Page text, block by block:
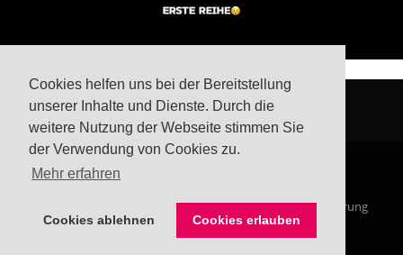
Cookies helfen uns bei der Bereitstellung
unserer Inhalte und Dienste. Durch die
weitere Nutzung der Webseite stimmen Sie
der Verwendung von Cookies zu.
Mehr erfahren
Cookies ablehnen Cookies erlauben
Impressum Datenschutzerklärung